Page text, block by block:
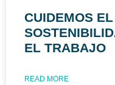
CUIDEMOS
EL TRABAJO
READ MORE